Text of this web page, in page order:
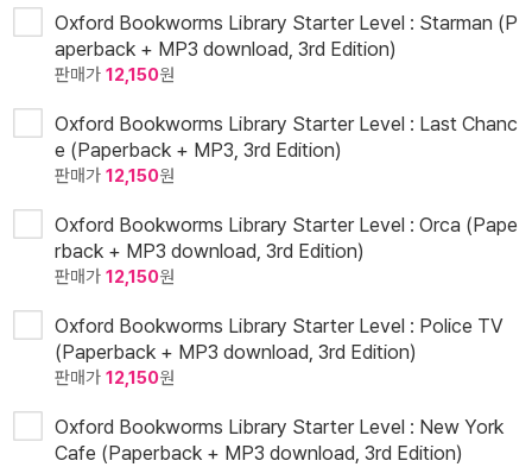
Oxford Bookworms Library Starter Level : Starman (P
aperback + MP3 download, 3rd Edition)
판매가 12,150원
Oxford Bookworms Library Starter Level : Last Chanc
e (Paperback + MP3, 3rd Edition)
판매가 12,150원
Oxford Bookworms Library Starter Level : Orca (Pape
rback + MP3 download, 3rd Edition)
판매가 12,150원
Oxford Bookworms Library Starter Level : Police TV
(Paperback + MP3 download, 3rd Edition)
판매가 12,150원
Oxford Bookworms Library Starter Level : New York
Cafe (Paperback + MP3 download, 3rd Edition)